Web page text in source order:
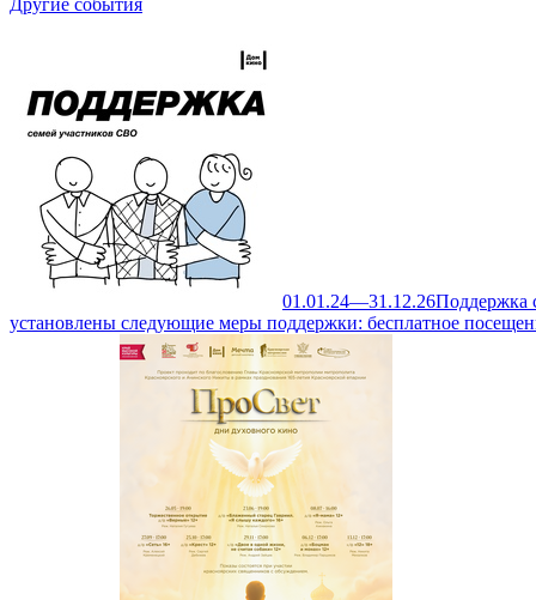
01.01.24—31.12.26Поддержка
установлены следующие меры поддержки: бесплатное